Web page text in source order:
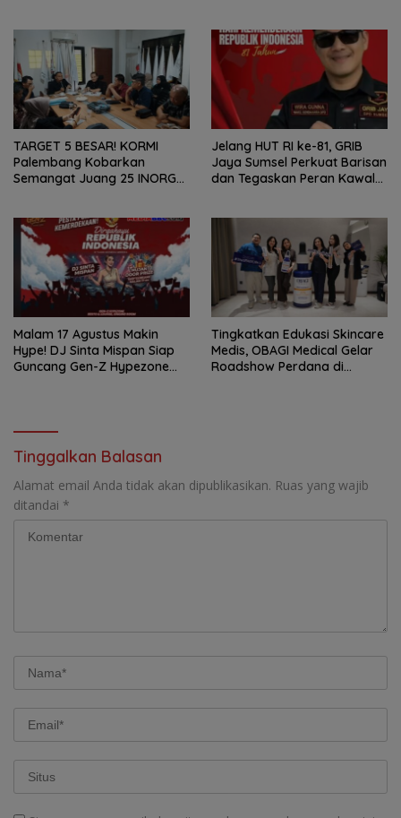
TARGET 5 BESAR! KORMI
Palembang Kobarkan
Semangat Juang 25 INORGA
Jelang HUT RI ke-81, GRIB
Jaya Sumsel Perkuat Barisan
dan Tegaskan Peran Kawal
Malam 17 Agustus Makin
Hype! DJ Sinta Mispan Siap
Guncang Gen-Z Hypezone
Tingkatkan Edukasi Skincare
Medis, OBAGI Medical Gelar
Roadshow Perdana di
Tinggalkan Balasan
Alamat email Anda tidak akan dipublikasikan. Ruas yang wajib
ditandai *